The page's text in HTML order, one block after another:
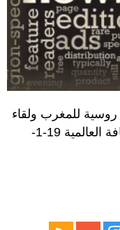
روسية للمغرب ولقاء
عربي-إسرائيلي في بروكسل.. الصحافة العالمية 19-1-